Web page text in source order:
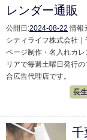
レンダー通販
公開日:2024-08-22 情報
シティライフ株式会社
ページ制作・名入れカ
リアで毎週土曜日発行
合広告代理店です。
長
千